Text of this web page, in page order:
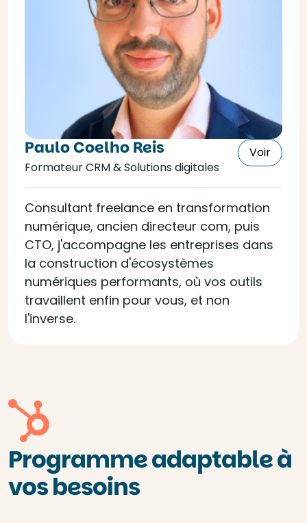
Paulo Coelho Reis
Formateur CRM & Solutions digitales
Voir
Consultant freelance en transformation
numérique, ancien directeur com, puis
CTO, j'accompagne les entreprises dans
la construction d'écosystèmes
numériques performants, où vos outils
travaillent enfin pour vous, et non
l'inverse.
Programme adaptable à
vos besoins